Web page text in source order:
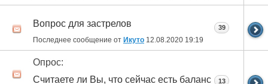
Вопрос для застрелов
Последнее сообщение от Икуто 12.08.2020 19:19
39
Опрос:
Считаете ли Вы, что сейчас есть баланс
13